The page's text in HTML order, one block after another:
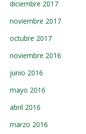
diciembre 2017
noviembre 2017
octubre 2017
noviembre 2016
junio 2016
mayo 2016
abril 2016
marzo 2016